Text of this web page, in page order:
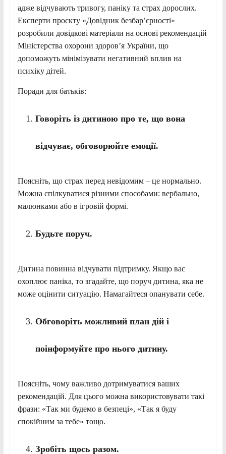
адже відчувають тривогу, паніку та страх дорослих.
Експерти проєкту «Довідник безбар’єрності»
розробили довідкові матеріали на основі рекомендацій
Міністерства охорони здоров’я України, що
допоможуть мінімізувати негативний вплив на
психіку дітей.
Поради для батьків:
Говоріть із дитиною про те, що вона
відчуває, обговорюйте емоції.
Поясніть, що страх перед невідомим – це нормально.
Можна спілкуватися різними способами: вербально,
малюнками або в ігровій формі.
Будьте поруч.
Дитина повинна відчувати підтримку. Якщо вас
охоплює паніка, то згадайте, що поруч дитина, яка не
може оцінити ситуацію. Намагайтеся опанувати себе.
Обговоріть можливий план дій і
поінформуйте про нього дитину.
Поясніть, чому важливо дотримуватися ваших
рекомендацій. Для цього можна використовувати такі
фрази: «Так ми будемо в безпеці», «Так я буду
спокійним за тебе» тощо.
Зробіть щось разом.